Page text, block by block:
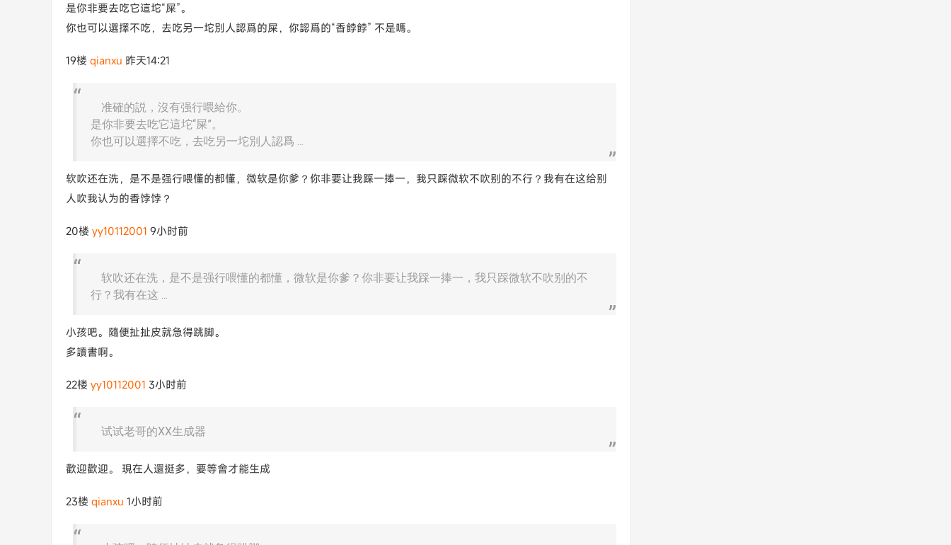
是你非要去吃它這坨“屎”。
你也可以選擇不吃，去吃另一坨別人認爲的屎，你認爲的“香餑餑” 不是嗎。
19楼 qianxu 昨天14:21
准確的説，沒有强行喂給你。
是你非要去吃它這坨“屎”。
你也可以選擇不吃，去吃另一坨別人認爲 ...
软吹还在洗，是不是强行喂懂的都懂，微软是你爹？你非要让我踩一捧一，我只踩微软不吹别的不行？我有在这给别
人吹我认为的香饽饽？
20楼 yy10112001 9小时前
软吹还在洗，是不是强行喂懂的都懂，微软是你爹？你非要让我踩一捧一，我只踩微软不吹别的不
行？我有在这 ...
小孩吧。隨便扯扯皮就急得跳脚。
多讀書啊。
22楼 yy10112001 3小时前
试试老哥的XX生成器
歡迎歡迎。 現在人還挺多，要等會才能生成
23楼 qianxu 1小时前